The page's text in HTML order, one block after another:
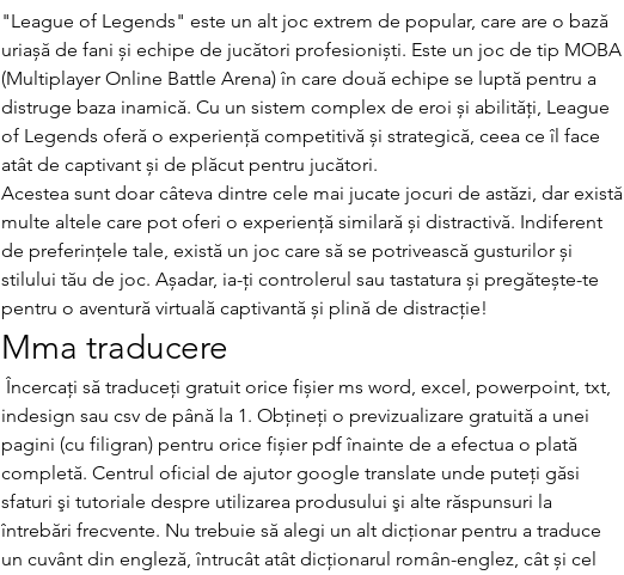
"League of Legends" este un alt joc extrem de popular, care are o bază
uriașă de fani și echipe de jucători profesioniști. Este un joc de tip MOBA
(Multiplayer Online Battle Arena) în care două echipe se luptă pentru a
distruge baza inamică. Cu un sistem complex de eroi și abilități, League
of Legends oferă o experiență competitivă și strategică, ceea ce îl face
atât de captivant și de plăcut pentru jucători.
Acestea sunt doar câteva dintre cele mai jucate jocuri de astăzi, dar există
multe altele care pot oferi o experiență similară și distractivă. Indiferent
de preferințele tale, există un joc care să se potrivească gusturilor și
stilului tău de joc. Așadar, ia-ți controlerul sau tastatura și pregătește-te
pentru o aventură virtuală captivantă și plină de distracție!
Mma traducere
indesign sau csv de până la 1. Obțineți o previzualizare gratuită a unei
pagini (cu filigran) pentru orice fișier pdf înainte de a efectua o plată
completă. Centrul oficial de ajutor google translate unde puteţi găsi
sfaturi şi tutoriale despre utilizarea produsului şi alte răspunsuri la
întrebări frecvente. Nu trebuie să alegi un alt dicționar pentru a traduce
un cuvânt din engleză, întrucât atât dicționarul român-englez, cât și cel